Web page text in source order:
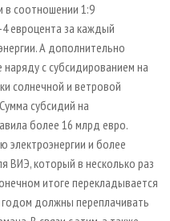
в соотношении 1:9
евроцента за каждый
А дополнительно
с субсидированием на
солнечной и ветровой
субсидий на
более 16 млрд евро.
и более
ВИЭ, который в несколько раз
итоге перекладывается
должны переплачивать